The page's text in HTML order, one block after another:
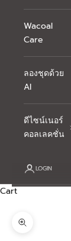
Wacoal
Care
ลองชุดด้วย
AI
ดีไซน์เนอร์
คอลเลคชั่น
LOGIN
Cart
Zoom picture